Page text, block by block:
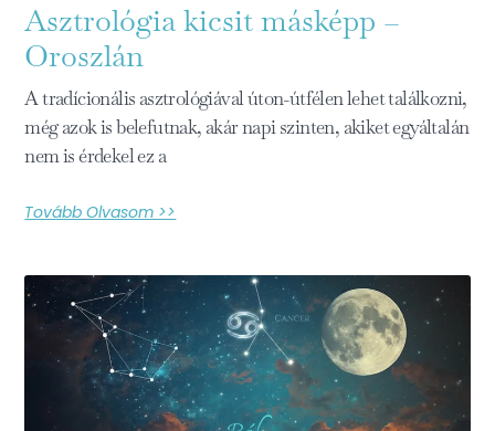
Asztrológia kicsit másképp –
Oroszlán
A tradícionális asztrológiával úton-útfélen lehet találkozni,
még azok is belefutnak, akár napi szinten, akiket egyáltalán
nem is érdekel ez a
Tovább Olvasom >>